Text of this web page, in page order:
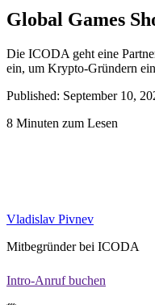
Global Games
Die ICODA geht eine
ein, um Krypto-Gründern
Published: September 10,
8 Minuten zum Lesen
Vladislav Pivnev
Mitbegründer bei ICODA
Intro-Anruf buchen